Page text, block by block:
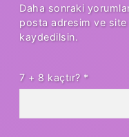
Daha sonraki
posta adresim ve site
kaydedilsin.
7 + 8 kaçtır? *